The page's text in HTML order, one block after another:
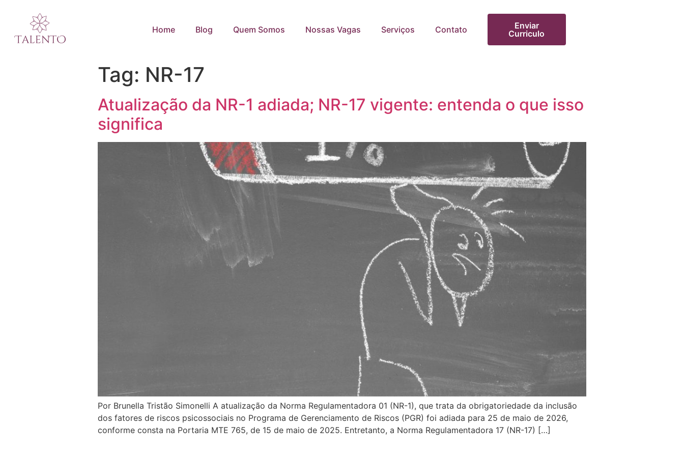
Home Blog Quem Somos Nossas Vagas Serviços Contato
Enviar
Curriculo
Tag: NR-17
Atualização da NR-1 adiada; NR-17 vigente: entenda o que isso
significa
Por Brunella Tristão Simonelli A atualização da Norma Regulamentadora 01 (NR-1), que trata da obrigatoriedade da inclusão
dos fatores de riscos psicossociais no Programa de Gerenciamento de Riscos (PGR) foi adiada para 25 de maio de 2026,
conforme consta na Portaria MTE 765, de 15 de maio de 2025. Entretanto, a Norma Regulamentadora 17 (NR-17) […]